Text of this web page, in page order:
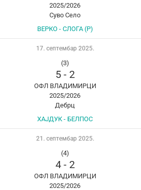
2025/2026
Суво Село
ВЕРКО - СЛОГА (Р)
17. септембар 2025.
(3)
5- 2
ОФЛ ВЛАДИМИРЦИ
2025/2026
Дебрц
ХАЈДУК - БЕЛПОС
21. септембар 2025.
(4)
4- 2
ОФЛ ВЛАДИМИРЦИ
2025/2026